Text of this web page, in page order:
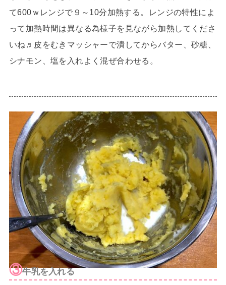
て600ｗレンジで９～10分加熱する。レンジの特性によ
って加熱時間は異なる為様子を見ながら加熱してくださ
いね♬皮をむきマッシャーで潰してからバター、砂糖、
シナモン、塩を入れよく混ぜ合わせる。
③牛乳を入れる